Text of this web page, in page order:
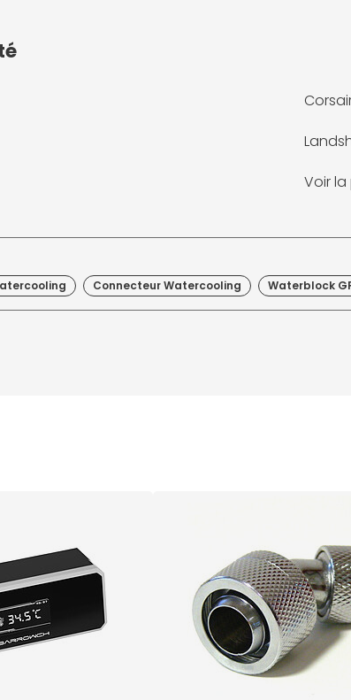
Voir
Connecteur Watercooling Waterblock